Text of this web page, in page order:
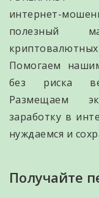
интернет-
полезный
Помогаем
без риска
Размещаем
заработку в
нуждаемся и
Получайте